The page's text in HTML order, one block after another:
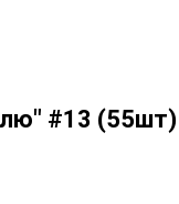
#13 (55шт)